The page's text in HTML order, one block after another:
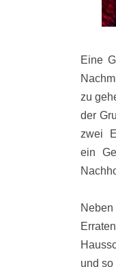
Eine
zu
der
zwei
ein
und